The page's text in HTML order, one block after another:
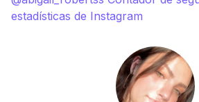
estadísticas de Instagram